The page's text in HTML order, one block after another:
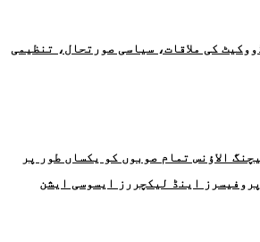
کی ملاقات، سیاسی صورتحال، تنظیمی
الاؤنس تمام صوبوں کو یکساں طور پر
اینڈ لیکچررز ایسوسی ایشن